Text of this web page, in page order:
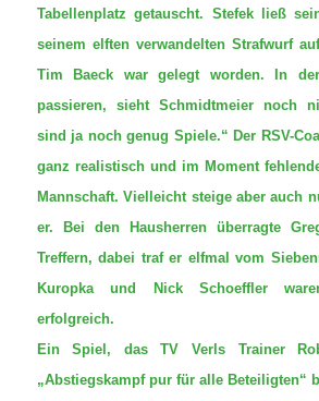
Tabellenplatz getauscht. Stefek ließ
seinem elften verwandelten Strafwurf
Tim Baeck war gelegt worden. In
passieren, sieht Schmidtmeier noch
sind ja noch genug Spiele.“ Der RSV-
ganz realistisch und im Moment
Mannschaft. Vielleicht steige aber auch
er. Bei den Hausherren überragte
Treffern, dabei traf er elfmal vom
Kuropka und Nick Schoeffler
erfolgreich.
Ein Spiel, das TV Verls Trainer
„Abstiegskampf pur für alle Beteiligten“